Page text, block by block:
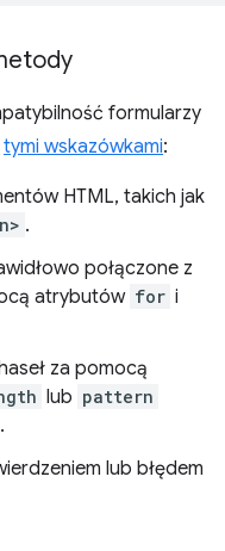
formularzy
tymi wskazówkami:
HTML, takich jak
.
połączone z
atrybutów for i
za pomocą
lub pattern
lub błędem